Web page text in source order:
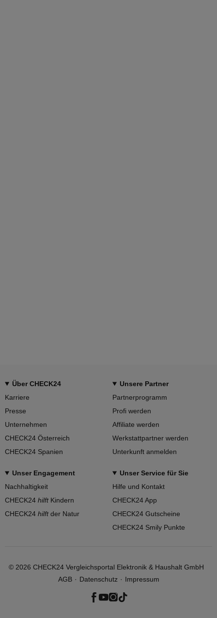
Über CHECK24
Karriere
Presse
Unternehmen
CHECK24 Österreich
CHECK24 Spanien
Unsere Partner
Partnerprogramm
Profi werden
Affiliate werden
Werkstattpartner werden
Unterkunft anmelden
Unser Engagement
Nachhaltigkeit
CHECK24 hilftKindern
CHECK24 hilftder Natur
Unser Service für Sie
Hilfe und Kontakt
CHECK24 App
CHECK24 Gutscheine
CHECK24 Smily Punkte
© 2026 CHECK24 Vergleichsportal Elektronik & Haushalt GmbH
AGB
Datenschutz Impressum